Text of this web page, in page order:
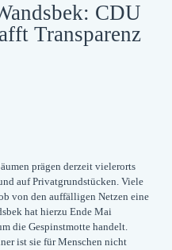
CDU
Transparenz
prägen derzeit vielerorts
auf Privatgrundstücken. Viele
von den auffälligen Netzen eine
hat hierzu Ende Mai
die Gespinstmotte handelt.
ist sie für Menschen nicht